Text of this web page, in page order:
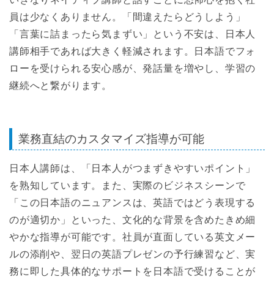
員は少なくありません。「間違えたらどうしよう」
「言葉に詰まったら気まずい」という不安は、日本人
講師相手であれば大きく軽減されます。日本語でフォ
ローを受けられる安心感が、発話量を増やし、学習の
継続へと繋がります。
業務直結のカスタマイズ指導が可能
日本人講師は、「日本人がつまずきやすいポイント」
を熟知しています。また、実際のビジネスシーンで
「この日本語のニュアンスは、英語ではどう表現する
のが適切か」といった、文化的な背景を含めたきめ細
やかな指導が可能です。社員が直面している英文メー
ルの添削や、翌日の英語プレゼンの予行練習など、実
務に即した具体的なサポートを日本語で受けることが